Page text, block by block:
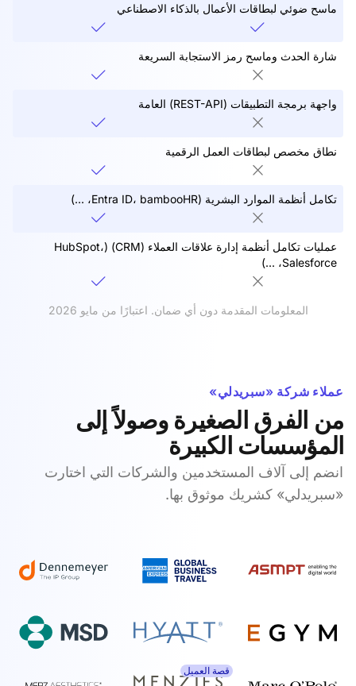
ماسح ضوئي لبطاقات الأعمال بالذكاء الاصطناعي
شارة الحدث وماسح رمز الاستجابة السريعة
واجهة برمجة التطبيقات (REST-API) العامة
نطاق مخصص لبطاقات العمل الرقمية
تكامل أنظمة الموارد البشرية (Entra ID، bambooHR، ...)
عمليات تكامل أنظمة إدارة علاقات العملاء (CRM) (HubSpot،
Salesforce، ...)
المعلومات المقدمة دون أي ضمان. اعتبارًا من مايو 2026
عملاء شركة «سبريدلي»
من الفرق الصغيرة وصولاً إلى
المؤسسات الكبيرة
انضم إلى آلاف المستخدمين والشركات التي اختارت
«سبريدلي» كشريك موثوق بها.
قصة العميل